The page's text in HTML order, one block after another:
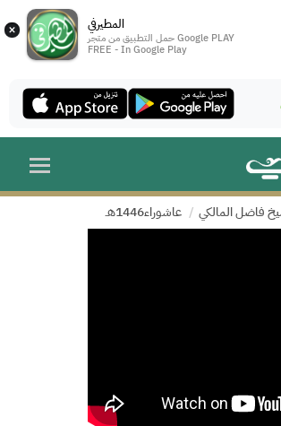
× المطيرفي
حمل التطبيق من متجر Google PLAY
FREE - In Google Play
فاضل المالكي عاشوراء1446هـ